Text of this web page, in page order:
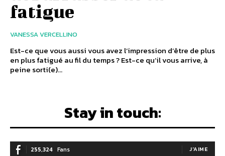
fatigue
VANESSA VERCELLINO
Est-ce que vous aussi vous avez l’impression d’être de plus
en plus fatigué au fil du temps ? Est-ce qu’il vous arrive, à
peine sorti(e)...
Stay in touch:
255,324 Fans J'AIME